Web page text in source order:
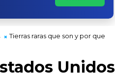
Tierras raras que son y por que
Unidos